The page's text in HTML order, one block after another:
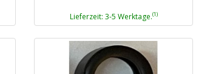
Lieferzeit: 3-5 Werktage.(1)